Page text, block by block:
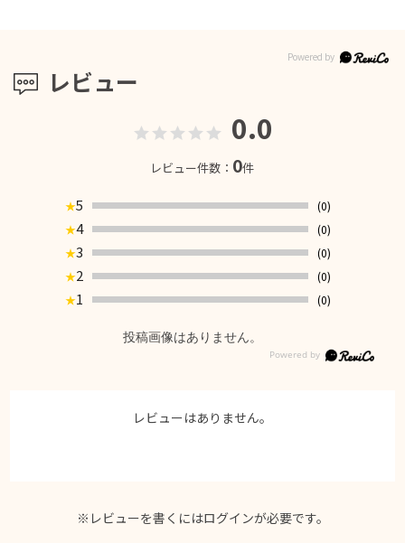
レビュー
0.0
レビュー件数： 0件
★5
(0)
★4
(0)
★3
(0)
★2
(0)
★1 (0)
投稿画像はありません。
レビューはありません。
※レビューを書くにはログインが必要です。